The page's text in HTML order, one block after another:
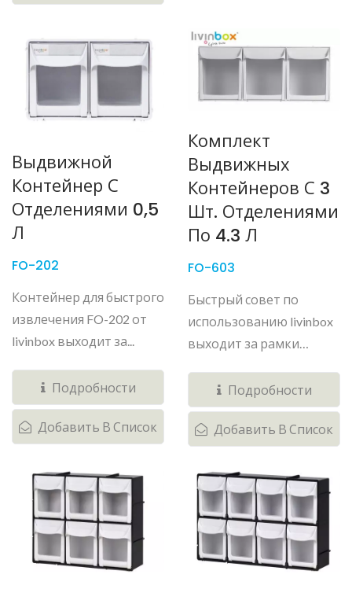
Выдвижной
Контейнер С
Отделениями 0,5
Л
FO-202
Контейнер для быстрого
извлечения FO-202 от
livinbox выходит за...
Подробности
Добавить В Список
Комплект
Выдвижных
Контейнеров С 3
Шт. Отделениями
По 4.3 Л
FO-603
Быстрый совет по
использованию livinbox
выходит за рамки
Подробности
Добавить В Список